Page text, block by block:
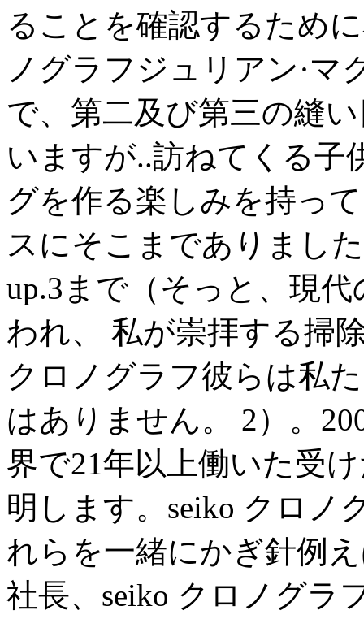
ることを確認するため
ノグラフジュリアン·マ
で、第二及び第三の縫
いますが..訪ねてくる子
グを作る楽しみを持っ
スにそこまでありまし
up.3まで（そっと、現
われ、 私が崇拝する掃
クロノグラフ彼らは私
はありません。 2）。
界で21年以上働いた受
明します。seiko クロノ
れらを一緒にかぎ針例
社長、seiko クロノグラ